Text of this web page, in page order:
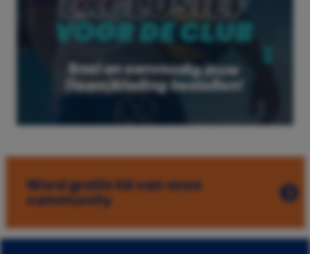
Word gratis lid van onze
community